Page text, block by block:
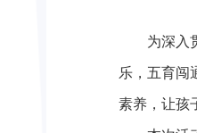
为深入
乐，五育闯
素养，让孩